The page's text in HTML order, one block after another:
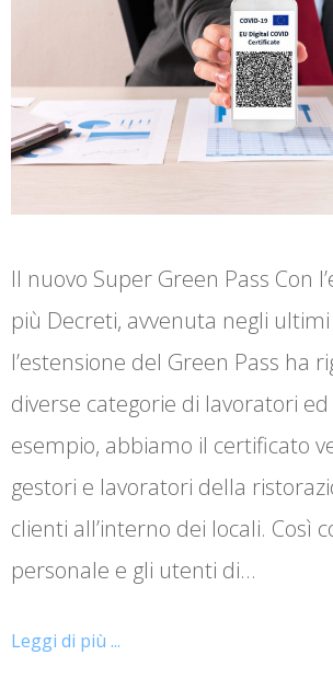
Il nuovo Super Green Pass Con
più Decreti, avvenuta negli
l’estensione del Green Pass ha
diverse categorie di lavoratori
esempio, abbiamo il certificato
gestori e lavoratori della
clienti all’interno dei locali. Così
personale e gli utenti di…
Leggi di più ...